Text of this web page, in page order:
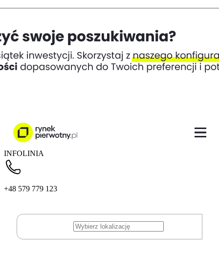
INFOLINIA
+48 579 779 123